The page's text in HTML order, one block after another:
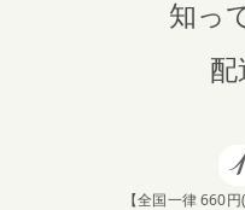
知っ
配
【全国一律 660